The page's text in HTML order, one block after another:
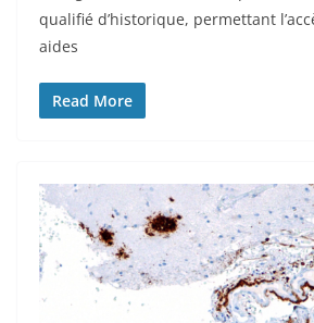
qualifié d’historique, permettant
aides
Read More